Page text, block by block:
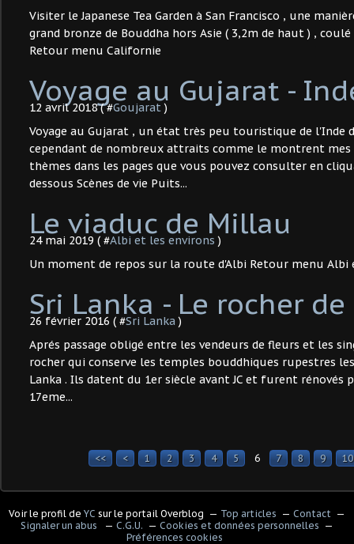
Visiter le Japanese Tea Garden à San Francisco , une
grand bronze de Bouddha hors Asie ( 3,2m de haut ) , coulé
Retour menu Californie
Voyage au Gujarat -
12 avril 2018 ( #Goujarat)
Voyage au Gujarat , un état très peu touristique de l'Inde
cependant de nombreux attraits comme le montrent mes
thèmes dans les pages que vous pouvez consulter en
dessous Scènes de vie Puits...
Le viaduc de Millau
24 mai 2019 ( #Albi et les environs )
Un moment de repos sur la route d'Albi Retour menu Albi
Sri Lanka - Le rocher
26 février 2016 ( #Sri Lanka)
Aprés passage obligé entre les vendeurs de fleurs et les
rocher qui conserve les temples bouddhiques rupestres
Lanka . Ils datent du 1er siècle avant JC et furent rénovés
17eme...
<< < 1 2 3 4 5 6 7 8 9 10
Voir le profil de YC sur le portail Overblog Top articles
Contact
Signaler un abus
C.G.U.
Cookies et données personnelles
Préférences cookies